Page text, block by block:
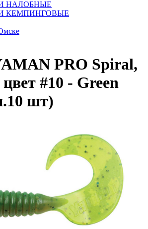
НАЛОБНЫЕ
КЕМПИНГОВЫЕ
PRO Spiral,
#10 - Green
шт)